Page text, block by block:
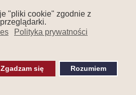
"pliki cookie" zgodnie z
Polityka prywatności
Zgadzam się Rozumiem